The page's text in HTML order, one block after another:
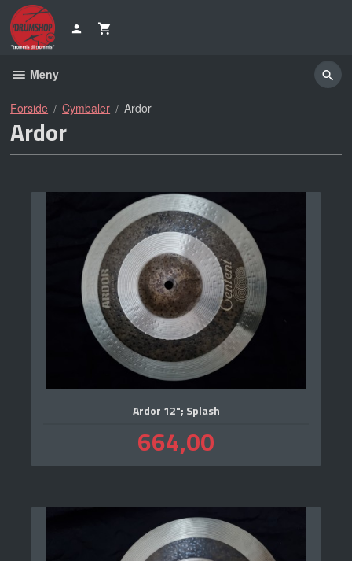
innholdet
Meny
Forside Cymbaler Ardor
Ardor
Ardor 12"; Splash
Pris
664,00